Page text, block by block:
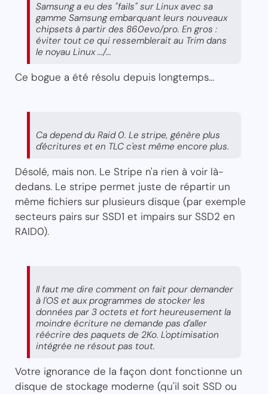
Samsung a eu des "fails" sur Linux avec sa
gamme Samsung embarquant leurs nouveaux
chipsets à partir des 860evo/pro. En gros :
éviter tout ce qui ressemblerait au Trim dans
le noyau Linux .../...
Ce bogue a été résolu depuis longtemps...
Ca depend du Raid 0. Le stripe, génère plus
d'écritures et en TLC c'est même encore plus.
Désolé, mais non. Le Stripe n'a rien à voir là-
dedans. Le stripe permet juste de répartir un
même fichiers sur plusieurs disque (par exemple
secteurs pairs sur SSD1 et impairs sur SSD2 en
RAID0).
Il faut me dire comment on fait pour demander
à l'OS et aux programmes de stocker les
données par 3 octets et fort heureusement la
moindre écriture ne demande pas d'aller
réécrire des paquets de 2Ko. L'optimisation
intégrée ne résout pas tout.
Votre ignorance de la façon dont fonctionne un
disque de stockage moderne (qu'il soit SSD ou